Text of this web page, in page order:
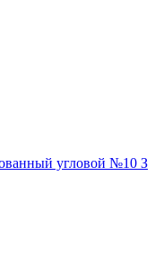
угловой №10 З